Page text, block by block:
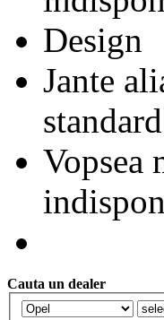
Design
Jante
standard
Vopsea
Cauta un dealer